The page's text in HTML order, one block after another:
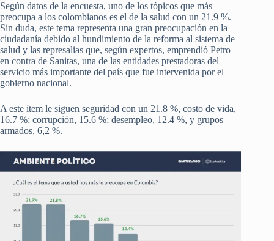
Según datos de la encuesta, uno de los tópicos que más
preocupa a los colombianos es el de la salud con un 21.9 %.
Sin duda, este tema representa una gran preocupación en la
ciudadanía debido al hundimiento de la reforma al sistema de
salud y las represalias que, según expertos, emprendió Petro
en contra de Sanitas, una de las entidades prestadoras del
servicio más importante del país que fue intervenida por el
gobierno nacional.
A este ítem le siguen seguridad con un 21.8 %, costo de vida,
16.7 %; corrupción, 15.6 %; desempleo, 12.4 %, y grupos
armados, 6,2 %.